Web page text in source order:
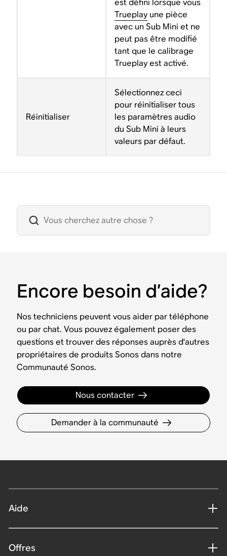
est défini lorsque vous
Trueplay une pièce
avec un Sub Mini et ne
peut pas être modifié
tant que le calibrage
Trueplay est activé.
Réinitialiser
Sélectionnez ceci
pour réinitialiser tous
les paramètres audio
du Sub Mini à leurs
valeurs par défaut.
Encore besoin d’aide?
Nos techniciens peuvent vous aider par téléphone
ou par chat. Vous pouvez également poser des
questions et trouver des réponses auprès d'autres
propriétaires de produits Sonos dans notre
Communauté Sonos.
Nous contacter
Demander à la communauté
Aide
Offres